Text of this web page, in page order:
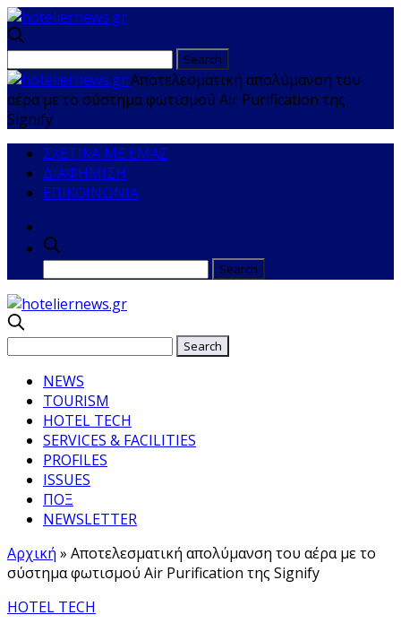
Αποτελεσματική απολύμανση του
αέρα με το σύστημα φωτισμού Air Purification της
Signify
ΣΧΕΤΙΚΑ ΜΕ ΕΜΑΣ
ΔΙΑΦΗΜΙΣΗ
ΕΠΙΚΟΙΝΩΝΙΑ
NEWS
TOURISM
HOTEL TECH
SERVICES & FACILITIES
PROFILES
ISSUES
ΠΟΞ
NEWSLETTER
Αρχική » Αποτελεσματική απολύμανση του αέρα με το
σύστημα φωτισμού Air Purification της Signify
HOTEL TECH